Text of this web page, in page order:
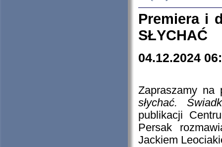
Premiera i
SŁYCHAĆ
04.12.2024
Zapraszamy
słychać.
publikacji
Persak
Jackiem